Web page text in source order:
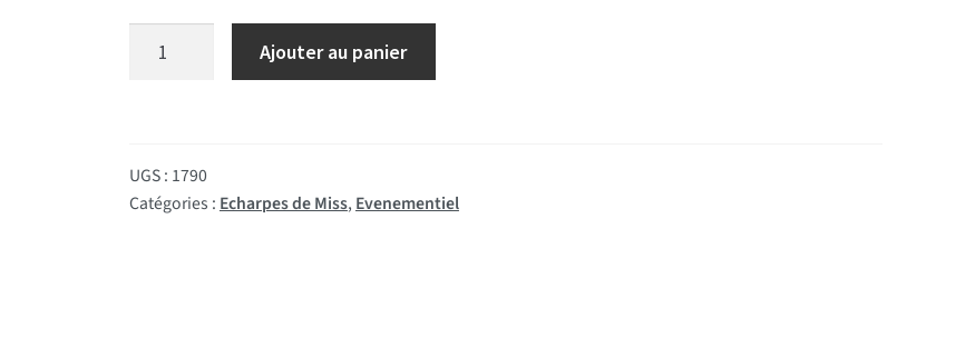
quantité de Echarpe de Miss Brodée
Ajouter au panier
UGS : 1790
Catégories : Echarpes de Miss, Evenementiel